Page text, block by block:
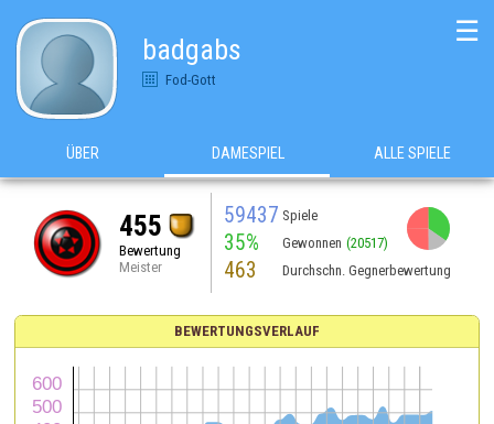
badgabs
Fod-Gott
☰
ÜBER DAMESPIEL ALLE SPIELE
455
Bewertung
Meister
59437 Spiele
35% Gewonnen (20517)
463 Durchschn. Gegnerbewertung
BEWERTUNGSVERLAUF